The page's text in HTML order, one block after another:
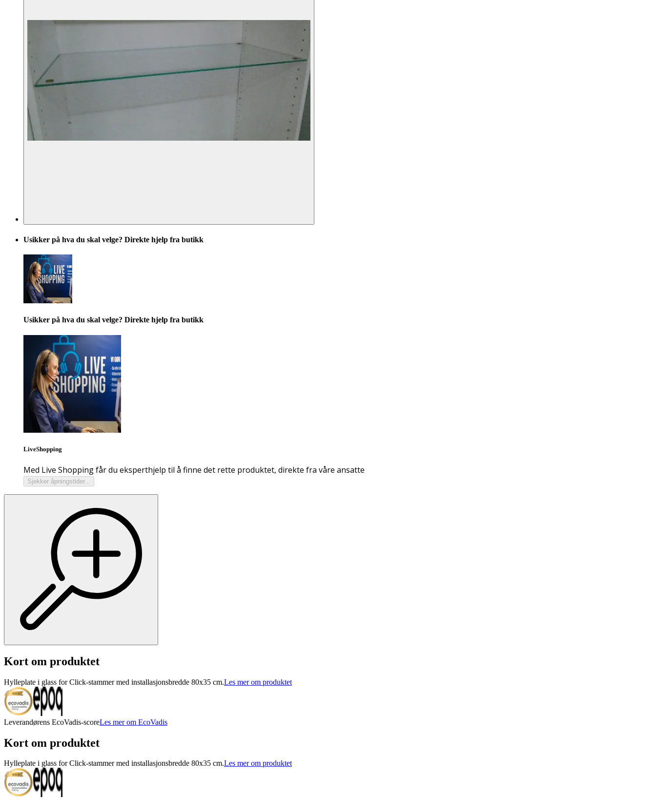
Usikker på hva du skal velge? Direkte hjelp fra butikk
Usikker på hva du skal velge? Direkte hjelp fra butikk
LiveShopping
Med Live Shopping får du eksperthjelp til å finne det rette produktet, direkte fra våre ansatte
Sjekker åpningstider...
Kort om produktet
Hylleplate i glass for Click-stammer med installasjonsbredde 80x35 cm.Les mer om produktet
Leverandørens EcoVadis-scoreLes mer om EcoVadis
Kort om produktet
Hylleplate i glass for Click-stammer med installasjonsbredde 80x35 cm.Les mer om produktet